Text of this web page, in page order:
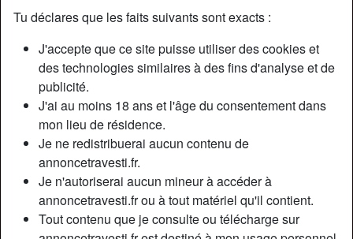
Tu déclares que les faits suivants sont exacts :
J'accepte que ce site puisse utiliser des cookies et
des technologies similaires à des fins d'analyse et de
publicité.
J'ai au moins 18 ans et l'âge du consentement dans
mon lieu de résidence.
Je ne redistribuerai aucun contenu de
annoncetravesti.fr.
Je n'autoriserai aucun mineur à accéder à
annoncetravesti.fr ou à tout matériel qu'il contient.
Tout contenu que je consulte ou télécharge sur
Âge:
45
Département:
Ille-et-Vilaine
Sexe:
Transexuelle
Sexualité:
Relation:
Couleur des cheveux:
Foncé
Couleur des yeux:
Taille:
179 cm
Épilé(e):
Oui
Fumeur(euse):
À l'occasion